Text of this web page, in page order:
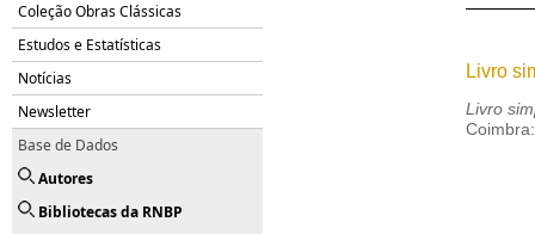
Coleção Obras Clássicas
Estudos e Estatísticas
Notícias
Newsletter
Base de Dados
Autores
Bibliotecas da RNBP
Livro
Livro